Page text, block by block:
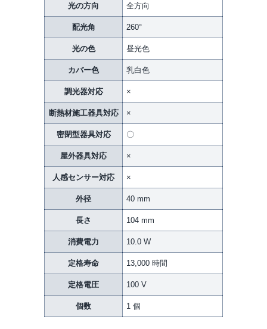
光の方向 全方向
配光角 260°
光の色 昼光色
カバー色 乳白色
調光器対応 ×
断熱材施工器具対応 ×
密閉型器具対応 〇
屋外器具対応 ×
人感センサー対応 ×
外径 40 mm
長さ 104 mm
消費電力 10.0 W
定格寿命 13,000 時間
定格電圧 100 V
個数 1 個